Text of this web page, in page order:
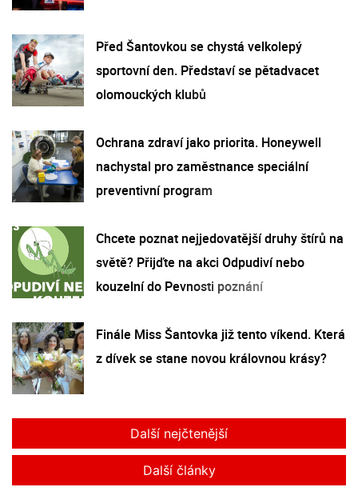
Před Šantovkou se chystá velkolepý
sportovní den. Představí se pětadvacet
olomouckých klubů
Ochrana zdraví jako priorita. Honeywell
nachystal pro zaměstnance speciální
preventivní program
Chcete poznat nejjedovatější druhy štírů na
světě? Přijďte na akci Odpudiví nebo
kouzelní do Pevnosti poznání
Finále Miss Šantovka již tento víkend. Která
z dívek se stane novou královnou krásy?
Další nejčtenější
Další články